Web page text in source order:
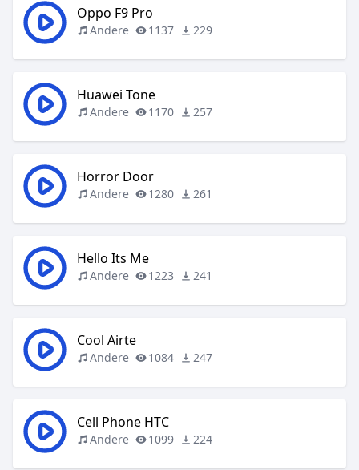
Oppo F9 Pro
Andere 1137 229
Huawei Tone
Andere 1170 257
Horror Door
Andere 1280 261
Hello Its Me
Andere 1223 241
Cool Airte
Andere 1084 247
Cell Phone HTC
Andere 1099 224